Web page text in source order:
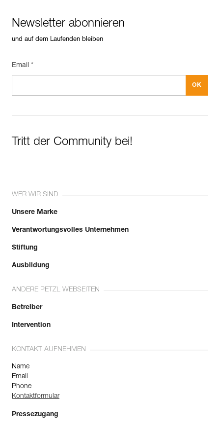
Newsletter abonnieren
und auf dem Laufenden bleiben
Email *
Tritt der Community bei!
WER WIR SIND
Unsere Marke
Verantwortungsvolles Unternehmen
Stiftung
Ausbildung
ANDERE PETZL WEBSEITEN
Betreiber
Intervention
KONTAKT AUFNEHMEN
Name
Email
Phone
Kontaktformular
Pressezugang